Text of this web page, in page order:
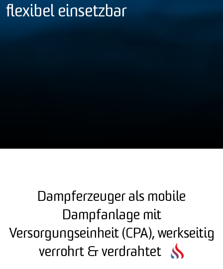
flexibel einsetzbar
Dampferzeuger als mobile
Dampfanlage mit
Versorgungseinheit (CPA), werkseitig
verrohrt & verdrahtet